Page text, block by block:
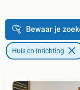
Bewaar je
Huis en Inrichting